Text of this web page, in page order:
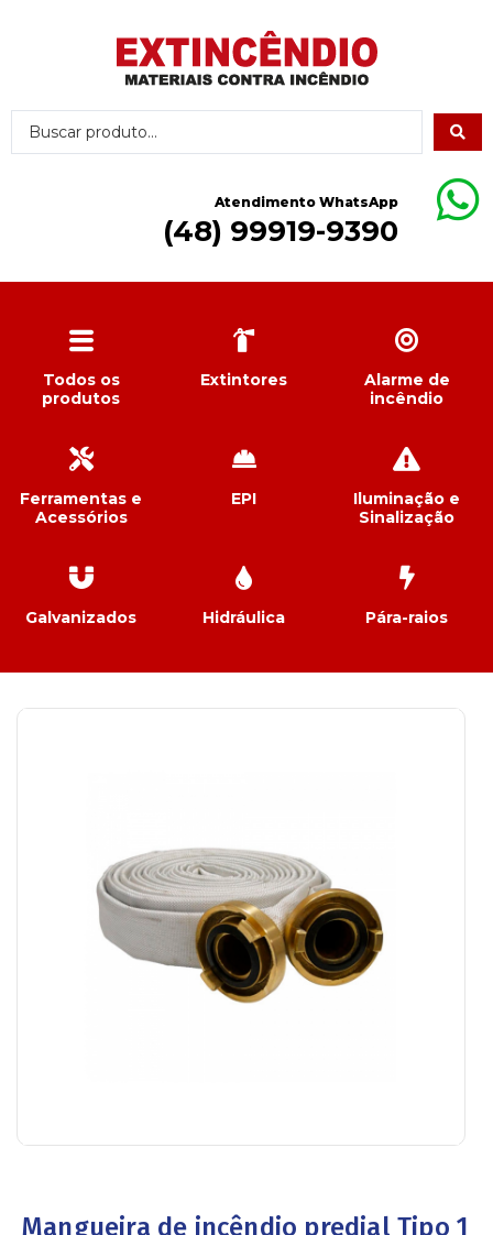
Atendimento WhatsApp
(48) 99919-9390
Todos os
produtos
Extintores
Alarme de
incêndio
Ferramentas e
Acessórios
EPI
Iluminação e
Sinalização
Galvanizados Hidráulica Pára-raios
Mangueira de incêndio predial Tipo 1